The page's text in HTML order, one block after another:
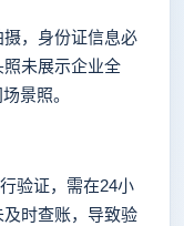
，身份证信息必
未展示企业全
景照。
验证，需在24小
时查账，导致验